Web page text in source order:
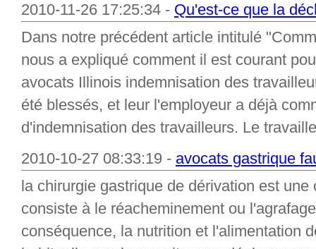
2010-11-26 17:25:34 - Qu'est-ce que la
Dans notre précédent article intitulé
nous a expliqué comment il est courant
avocats Illinois indemnisation des
été blessés, et leur l'employeur a déjà
d'indemnisation des travailleurs. Le
2010-10-27 08:33:19 - avocats gastrique
la chirurgie gastrique de dérivation est
consiste à le réacheminement ou
conséquence, la nutrition et l'alimentation